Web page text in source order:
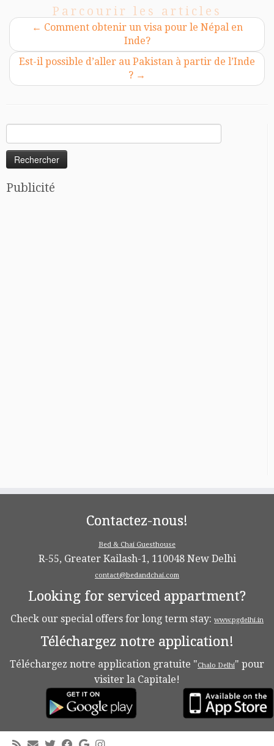
Parcourir les articles
← Comment obtenir un visa pour le Népal en
Inde?
Est-il possible d’aller au Pakistan à partir de l’Inde
? →
Publicité
Contactez-nous!
Bed & Chai Guesthouse
R-55, Greater Kailash-1, 110048 New Delhi
contact@bedandchai.com
Looking for serviced appartment?
Check our special offers for long term stay: www.pgdelhi.in
Téléchargez notre application!
Téléchargez notre application gratuite "Chalo Delhi" pour
visiter la Capitale!